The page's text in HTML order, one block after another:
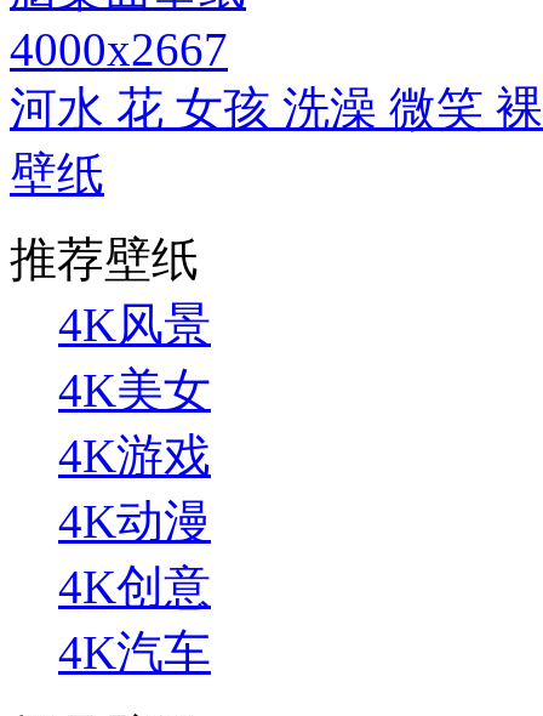
4000x2667
河水 花 女孩 洗澡 微笑
壁纸
推荐壁纸
4K风景
4K美女
4K游戏
4K动漫
4K创意
4K汽车